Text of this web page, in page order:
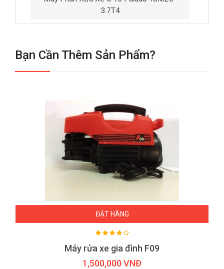
3.7T4
Bạn Cần Thêm Sản Phẩm?
ĐẶT HÀNG
Máy rửa xe gia đình F09
1,500,000 VNĐ